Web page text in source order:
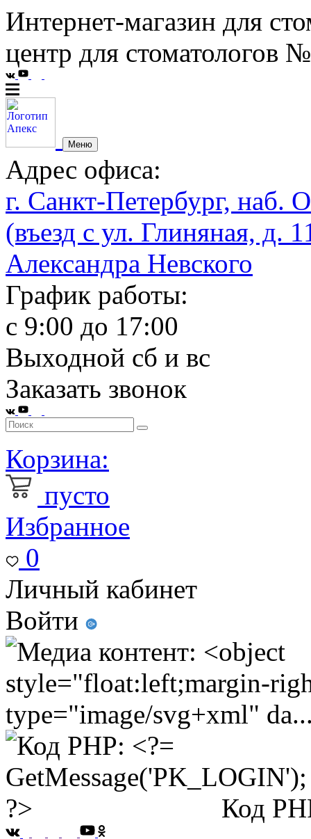
Интернет-магазин для
центр для стоматологов
Меню
Адрес офиса:
г. Санкт-Петербург, наб.
(въезд с ул. Глиняная, д.
Александра Невского
График работы:
с 9:00 до 17:00
Выходной сб и вс
Заказать звонок
Корзина:
пусто
Избранное
0
Личный кабинет
Войти
Код